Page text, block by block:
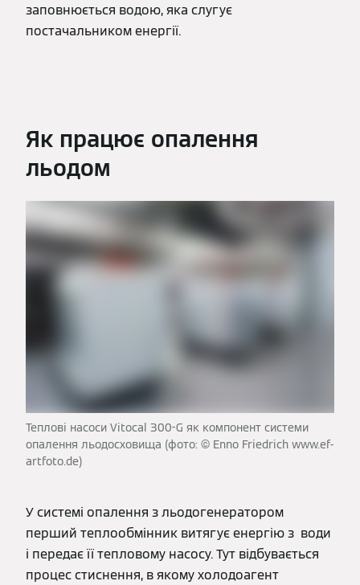
заповнюється водою, яка слугує
постачальником енергії.
Як працює опалення
льодом
Теплові насоси Vitocal 300-G як компонент системи
опалення льодосховища (фото: © Enno Friedrich www.ef-
artfoto.de)
У системі опалення з льодогенератором
перший теплообмінник витягує енергію з води
і передає її тепловому насосу. Тут відбувається
процес стиснення, в якому холодоагент